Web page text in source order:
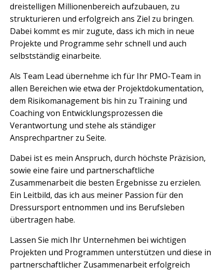
dreistelligen Millionenbereich aufzubauen, zu
strukturieren und erfolgreich ans Ziel zu bringen.
Dabei kommt es mir zugute, dass ich mich in neue
Projekte und Programme sehr schnell und auch
selbstständig einarbeite.
Als Team Lead übernehme ich für Ihr PMO-Team in
allen Bereichen wie etwa der Projektdokumentation,
dem Risikomanagement bis hin zu Training und
Coaching von Entwicklungsprozessen die
Verantwortung und stehe als ständiger
Ansprechpartner zu Seite.
Dabei ist es mein Anspruch, durch höchste Präzision,
sowie eine faire und partnerschaftliche
Zusammenarbeit die besten Ergebnisse zu erzielen.
Ein Leitbild, das ich aus meiner Passion für den
Dressursport entnommen und ins Berufsleben
übertragen habe.
Lassen Sie mich Ihr Unternehmen bei wichtigen
Projekten und Programmen unterstützen und diese in
partnerschaftlicher Zusammenarbeit erfolgreich